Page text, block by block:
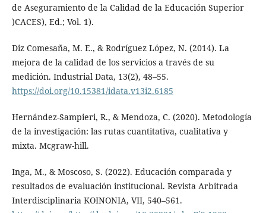
de Aseguramiento de la Calidad de la Educación Superior
)CACES), Ed.; Vol. 1).
Diz Comesaña, M. E., & Rodríguez López, N. (2014). La
mejora de la calidad de los servicios a través de su
medición. Industrial Data, 13(2), 48–55.
https://doi.org/10.15381/idata.v13i2.6185
Hernández-Sampieri, R., & Mendoza, C. (2020). Metodología
de la investigación: las rutas cuantitativa, cualitativa y
mixta. Mcgraw-hill.
Inga, M., & Moscoso, S. (2022). Educación comparada y
resultados de evaluación institucional. Revista Arbitrada
Interdisciplinaria KOINONIA, VII, 540–561.